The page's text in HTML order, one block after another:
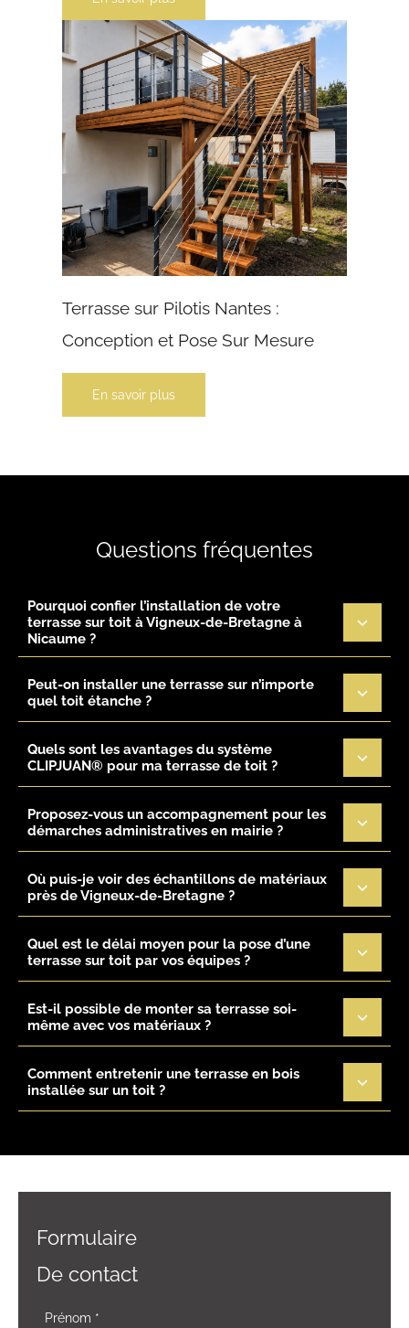
Terrasse sur Pilotis Nantes :
Conception et Pose Sur Mesure
En savoir plus
Questions fréquentes
Pourquoi confier l’installation de votre
terrasse sur toit à Vigneux-de-Bretagne à
Nicaume ?
Peut-on installer une terrasse sur n’importe
quel toit étanche ?
Quels sont les avantages du système
CLIPJUAN® pour ma terrasse de toit ?
Proposez-vous un accompagnement pour les
démarches administratives en mairie ?
Où puis-je voir des échantillons de matériaux
près de Vigneux-de-Bretagne ?
Quel est le délai moyen pour la pose d’une
terrasse sur toit par vos équipes ?
Est-il possible de monter sa terrasse soi-
même avec vos matériaux ?
Comment entretenir une terrasse en bois
installée sur un toit ?
Formulaire
De contact
Formulaire
Prénom *